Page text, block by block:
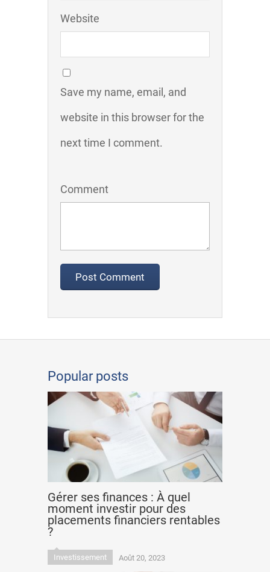
Website
Save my name, email, and
website in this browser for the
next time I comment.
Comment
Popular posts
Gérer ses finances : À quel
moment investir pour des
placements financiers rentables
?
Investissement Août 20, 2023